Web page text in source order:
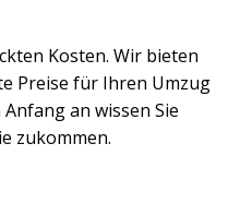
Kosten. Wir bieten
Preise für Ihren Umzug
an wissen Sie
zukommen.